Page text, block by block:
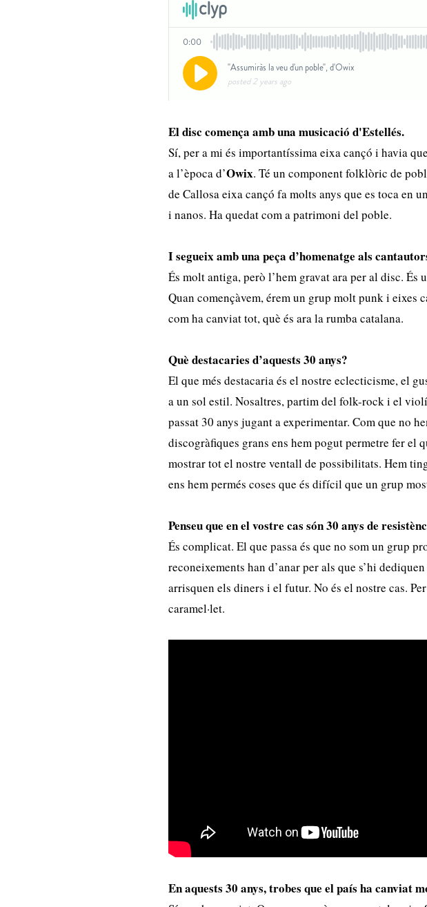
El disc comença amb una musicació d'Estellés.
Sí, per a mi és importantíssima eixa cançó i havia
a l’època d’Owix. Té un component folklòric de
de Callosa eixa cançó fa molts anys que es toca en
i nanos. Ha quedat com a patrimoni del poble.
I segueix amb una peça d’homenatge als
És molt antiga, però l’hem gravat ara per al disc. És
Quan començàvem, érem un grup molt punk i eixes
com ha canviat tot, què és ara la rumba catalana.
Què destacaries d’aquests 30 anys?
El que més destacaria és el nostre eclecticisme, el
a un sol estil. Nosaltres, partim del folk-rock i el
passat 30 anys jugant a experimentar. Com que no
discogràfiques grans ens hem pogut permetre fer el
mostrar tot el nostre ventall de possibilitats. Hem
ens hem permés coses que és difícil que un grup
Penseu que en el vostre cas són 30 anys de
És complicat. El que passa és que no som un grup
reconeixements han d’anar per als que s’hi
arrisquen els diners i el futur. No és el nostre cas.
caramel·let.
En aquests 30 anys, trobes que el país ha canviat